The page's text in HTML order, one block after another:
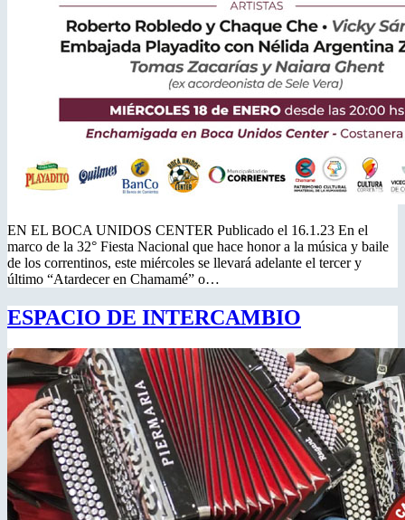
EN EL BOCA UNIDOS CENTER Publicado el 16.1.23 En el
marco de la 32° Fiesta Nacional que hace honor a la música y baile
de los correntinos, este miércoles se llevará adelante el tercer y
último “Atardecer en Chamamé” o…
ESPACIO DE INTERCAMBIO